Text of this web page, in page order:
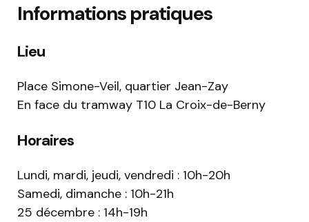
Informations pratiques
Lieu
Place Simone-Veil, quartier Jean-Zay
En face du tramway T10 La Croix-de-Berny
Horaires
Lundi, mardi, jeudi, vendredi : 10h-20h
Samedi, dimanche : 10h-21h
25 décembre : 14h-19h